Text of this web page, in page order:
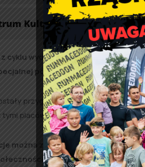
Kulturalno – Sportowym
cyklu wydarzeń które będą
podstronie naszego
przygotowane przez
placówkami lub osobami je
można znaleźć między innymi
(Gminna Biblioteka